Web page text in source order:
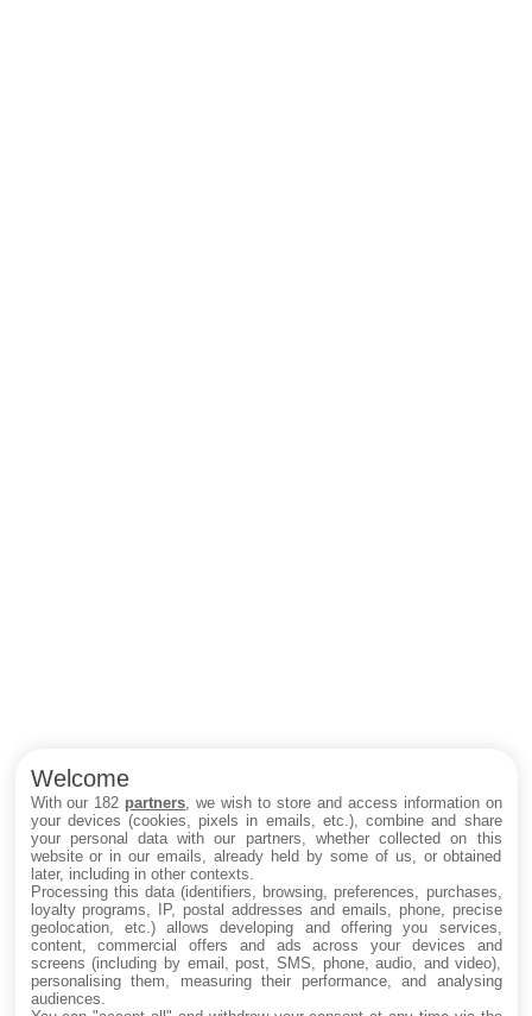
Welcome
With our 182 partners , we wish to store and access information on
your devices (cookies, pixels in emails, etc.), combine and share
your personal data with our partners, whether collected on this
website or in our emails, already held by some of us, or obtained
later, including in other contexts.
Processing this data (identifiers, browsing, preferences, purchases,
loyalty programs, IP, postal addresses and emails, phone, precise
geolocation, etc.) allows developing and offering you services,
content, commercial offers and ads across your devices and
screens (including by email, post, SMS, phone, audio, and video),
personalising them, measuring their performance, and analysing
audiences.